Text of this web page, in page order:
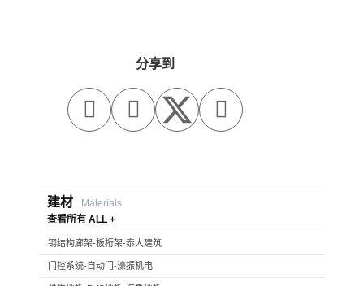
分享到
  
建材
Materials
查看所有 ALL +
钢结构廊架-板桁架-泰大建筑
门控系统-自动门-濠振机电